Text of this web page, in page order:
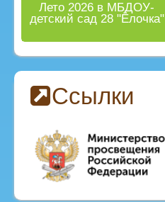
Лето 2026 в МБДОУ-
детский сад 28 "Ёлочка"
Ссылки